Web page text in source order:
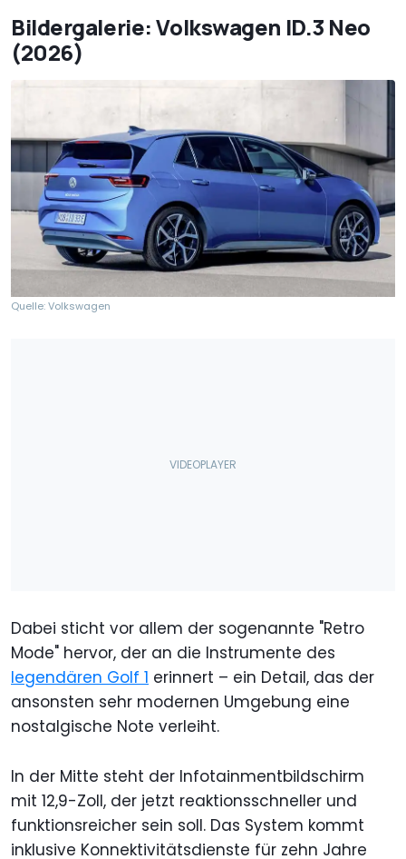
Bildergalerie: Volkswagen ID.3 Neo
(2026)
Quelle: Volkswagen
Dabei sticht vor allem der sogenannte "Retro
Mode" hervor, der an die Instrumente des
legendären Golf 1 erinnert – ein Detail, das der
ansonsten sehr modernen Umgebung eine
nostalgische Note verleiht.
In der Mitte steht der Infotainmentbildschirm
mit 12,9-Zoll, der jetzt reaktionsschneller und
funktionsreicher sein soll. Das System kommt
inklusive Konnektivitätsdienste für zehn Jahre